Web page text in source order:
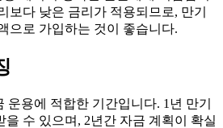
보다 낮은 금리가 적용되므로, 만기
으로 가입하는 것이 좋습니다.
운용에 적합한 기간입니다. 1년 만기
을 수 있으며, 2년간 자금 계획이 확실